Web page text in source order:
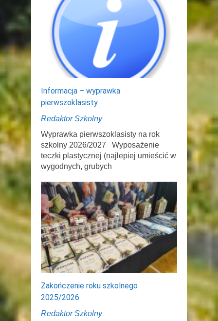
Informacja – wyprawka
pierwszoklasisty
Redaktor Szkolny
Wyprawka pierwszoklasisty na rok
szkolny 2026/2027 Wyposażenie
teczki plastycznej (najlepiej umieścić w
wygodnych, grubych
Zakończenie roku szkolnego
2025/2026
Redaktor Szkolny